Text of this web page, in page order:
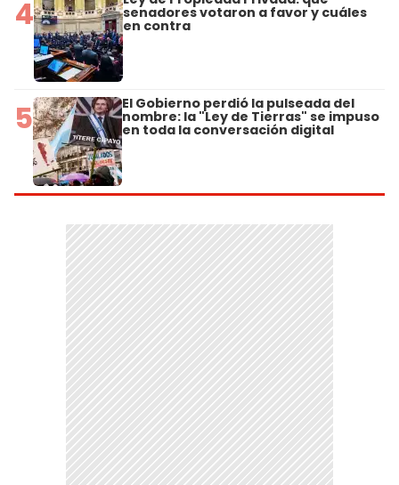
4 senadores votaron a favor y cuáles
en contra
5 El Gobierno perdió la pulseada del
nombre: la "Ley de Tierras" se impuso
en toda la conversación digital